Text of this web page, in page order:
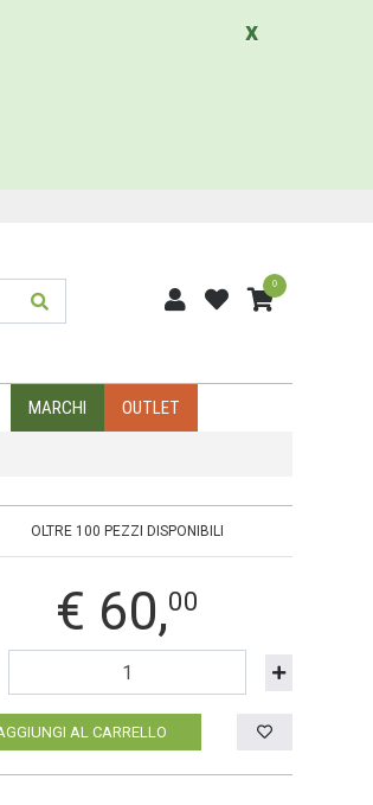
x
0
MARCHI OUTLET
OLTRE 100 PEZZI DISPONIBILI
€ 60,00
AL CARRELLO